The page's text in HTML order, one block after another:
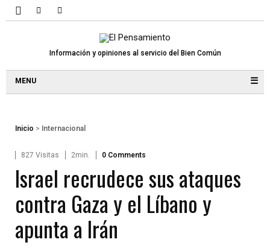
Información y opiniones al servicio del Bien Común
☰
Inicio > Internacional
827 Visitas 2min. 0 Comments
Israel recrudece sus ataques
contra Gaza y el Líbano y
apunta a Irán